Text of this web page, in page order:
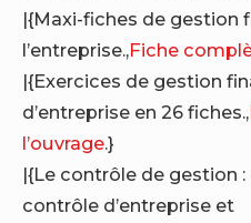
|{Maxi-fiches de gestion
l’entreprise.,Fiche
|{Exercices de gestion
d’entreprise en 26 fiches.,
l’ouvrage.}
|{Le contrôle de gestion
contrôle d’entreprise et